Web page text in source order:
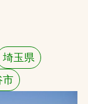
埼玉県
市